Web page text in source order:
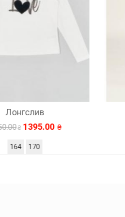
Лонгслив
1395.00
164 170